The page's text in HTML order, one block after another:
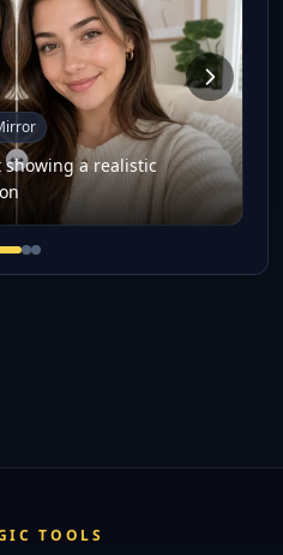
a realistic
Inverted face filter result
Mirror face portrait result
Inverted filter social
TOOLS